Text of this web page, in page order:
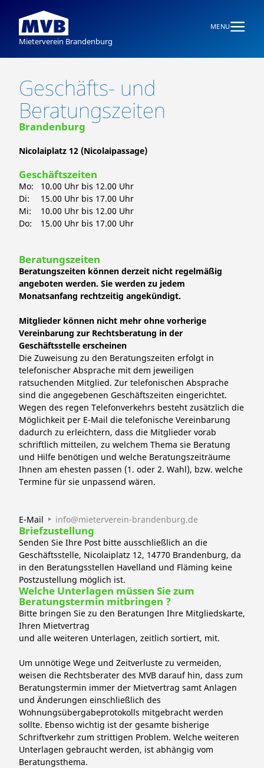
Mieterverein Brandenburg
MENU
Geschäfts- und
Beratungszeiten
Brandenburg
Nicolaiplatz 12 (Nicolaipassage)
Geschäftszeiten
Mo:
10.00 Uhr bis 12.00 Uhr
Di:
15.00 Uhr bis 17.00 Uhr
Mi:
10.00 Uhr bis 12.00 Uhr
Do:
15.00 Uhr bis 17.00 Uhr
Beratungszeiten
Beratungszeiten können derzeit nicht regelmäßig
angeboten werden. Sie werden zu jedem
Monatsanfang rechtzeitig angekündigt.
Mitglieder können nicht mehr ohne vorherige
Vereinbarung zur Rechtsberatung in der
Geschäftsstelle erscheinen
Die Zuweisung zu den Beratungszeiten erfolgt in
telefonischer Absprache mit dem jeweiligen
ratsuchenden Mitglied. Zur telefonischen Absprache
sind die angegebenen Geschäftszeiten eingerichtet.
Wegen des regen Telefonverkehrs besteht zusätzlich die
Möglichkeit per E-Mail die telefonische Vereinbarung
dadurch zu erleichtern, dass die Mitglieder vorab
schriftlich mitteilen, zu welchem Thema sie Beratung
und Hilfe benötigen und welche Beratungszeiträume
Ihnen am ehesten passen (1. oder 2. Wahl), bzw. welche
Termine für sie unpassend wären.
E-Mail info@mieterverein-brandenburg.de
Briefzustellung
Senden Sie Ihre Post bitte ausschließlich an die
Geschäftsstelle, Nicolaiplatz 12, 14770 Brandenburg, da
in den Beratungsstellen Havelland und Fläming keine
Postzustellung möglich ist.
Welche Unterlagen müssen Sie zum
Beratungstermin mitbringen ?
Bitte bringen Sie zu den Beratungen Ihre Mitgliedskarte,
Ihren Mietvertrag
und alle weiteren Unterlagen, zeitlich sortiert, mit.
Um unnötige Wege und Zeitverluste zu vermeiden,
weisen die Rechtsberater des MVB darauf hin, dass zum
Beratungstermin immer der Mietvertrag samt Anlagen
und Änderungen einschließlich des
Wohnungsübergabeprotokolls mitgebracht werden
sollte. Ebenso wichtig ist der gesamte bisherige
Schriftverkehr zum strittigen Problem. Welche weiteren
Unterlagen gebraucht werden, ist abhängig vom
Beratungsthema.